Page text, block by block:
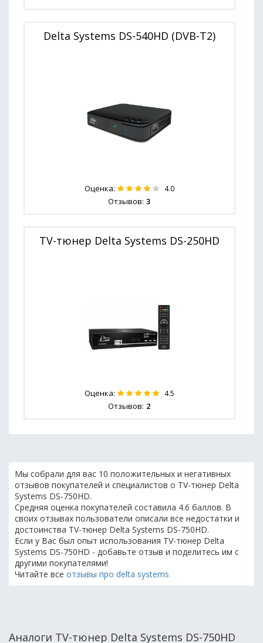
Delta Systems DS-540HD (DVB-T2)
Оценка: 4.0
Отзывов: 3
TV-тюнер Delta Systems DS-250HD
Оценка: 4.5
Отзывов: 2
Мы собрали для вас 10 положительных и негативных
отзывов покупателей и специалистов о TV-тюнер Delta
Systems DS-750HD.
Средняя оценка покупателей составила 4.6 баллов. В
своих отзывах пользователи описали все недостатки и
достоинства TV-тюнер Delta Systems DS-750HD.
Если у Вас был опыт использования TV-тюнер Delta
Systems DS-750HD - добавьте отзыв и поделитесь им с
другими покупателями!
Читайте все отзывы про delta systems
Аналоги TV-тюнер Delta Systems DS-750HD